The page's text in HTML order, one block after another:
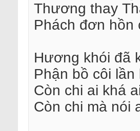
Thương thay
Phách đơn hồn
Hương khói đã
Phận bồ côi
Còn chi ai khá
Còn chi mà nói